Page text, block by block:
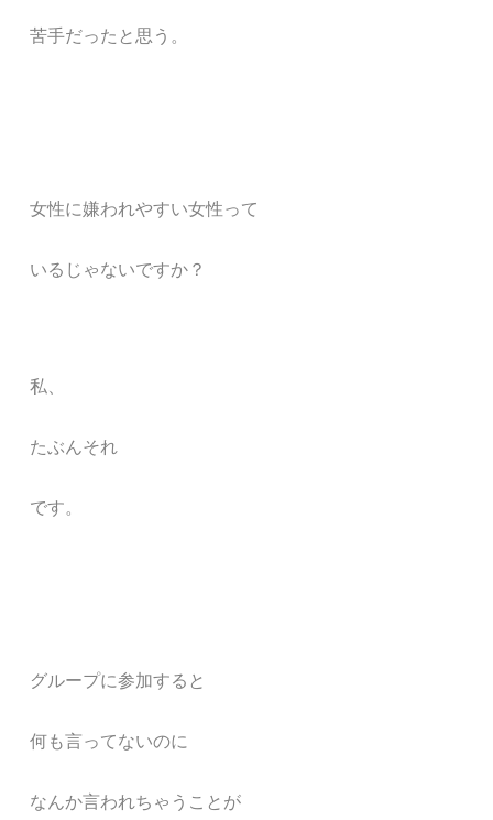
苦手だったと思う。
女性に嫌われやすい女性って
いるじゃないですか？
私、
たぶんそれ
です。
グループに参加すると
何も言ってないのに
なんか言われちゃうことが